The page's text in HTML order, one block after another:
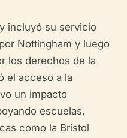
incluyó su servicio
Nottingham y luego
los derechos de la
el acceso a la
un impacto
escuelas,
como la Bristol